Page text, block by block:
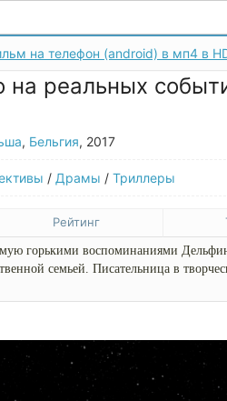
на телефон (android) в мп4 в
реальных
, Бельгия, 2017
/ Драмы / Триллеры
Рейтинг
горькими воспоминаниями
семьей. Писательница в